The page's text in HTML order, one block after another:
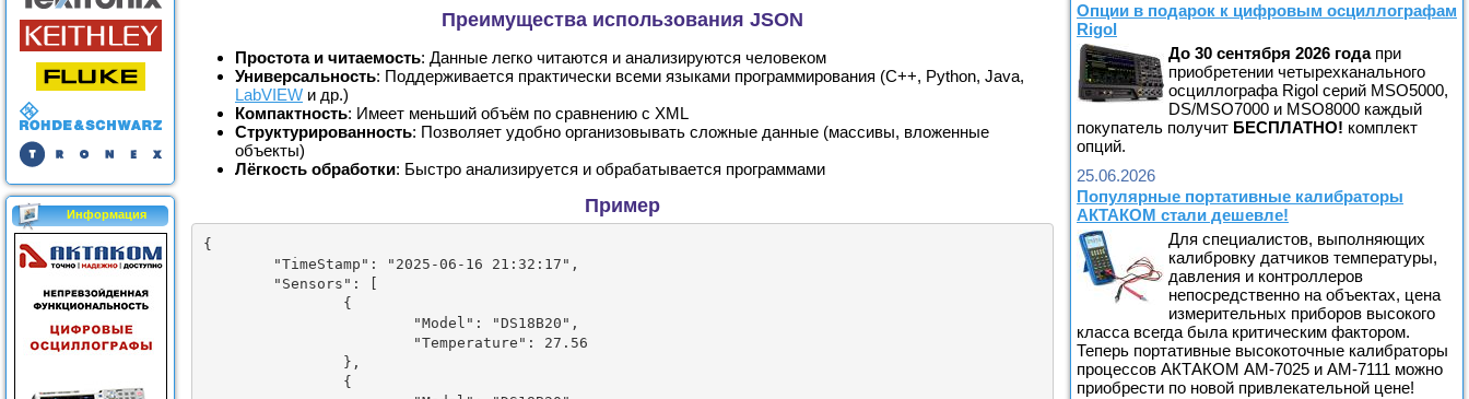
Информация
Преимущества использования JSON
Простота и читаемость: Данные легко читаются и анализируются человеком
Универсальность: Поддерживается практически всеми языками программирования (C++, Python, Java,
LabVIEW и др.)
Компактность: Имеет меньший объём по сравнению с XML
Структурированность: Позволяет удобно организовывать сложные данные (массивы, вложенные
объекты)
Лёгкость обработки: Быстро анализируется и обрабатывается программами
Пример
{
Опции в подарок к цифровым осциллографам
Rigol
До 30 сентября 2026 годапри
приобретении четырехканального
осциллографа Rigol серий MSO5000,
DS/MSO7000 и MSO8000 каждый
покупатель получит БЕСПЛАТНО! комплект
опций.
25.06.2026
Популярные портативные калибраторы
АКТАКОМ стали дешевле!
Для специалистов, выполняющих
калибровку датчиков температуры,
давления и контроллеров
непосредственно на объектах, цена
измерительных приборов высокого
класса всегда была критическим фактором.
Теперь портативные высокоточные калибраторы
процессов АКТАКОМ АМ-7025 и АМ-7111 можно
приобрести по новой привлекательной цене!